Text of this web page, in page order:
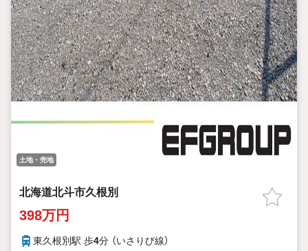
土地・売地
北海道北斗市久根別
398万円
東久根別駅 歩4分 （いさりび線）